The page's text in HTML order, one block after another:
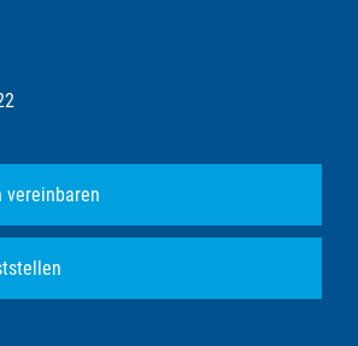
vereinbaren